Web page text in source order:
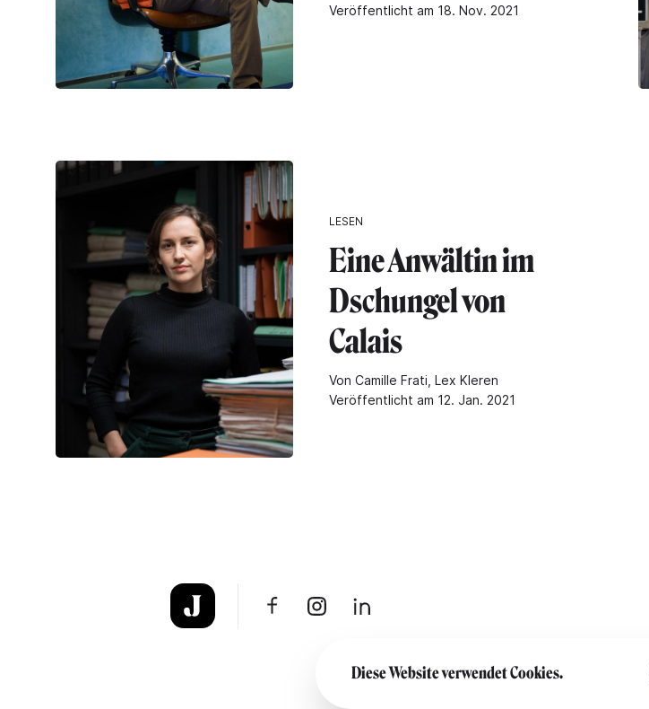
Veröffentlicht am 18. Nov. 2021
LESEN
Eine Anwältin im
Dschungel von
Calais
Von Camille Frati, Lex Kleren
Veröffentlicht am 12. Jan. 2021
Diese Website verwendet Cookies.